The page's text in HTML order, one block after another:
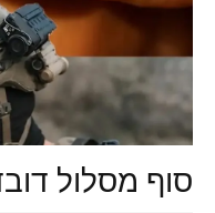
סוף מסלול